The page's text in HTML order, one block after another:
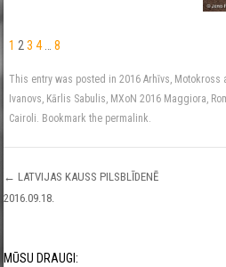
1 2 3 4 8
This entry was posted in2016 Arhīvs Motokross
Ivanovs Kārlis Sabulis MXoN 2016 Maggiora
Cairoli . Bookmark the permalink
Post navigation
← LATVIJAS KAUSS PILSBLĪDENĒ
2016.09.18.
MŪSU DRAUGI: